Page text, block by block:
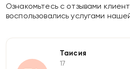
Ознакомьтесь с отзывами
воспользовались услугами
Таисия
17